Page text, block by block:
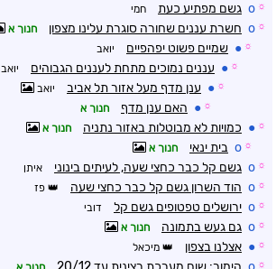
☼
o גשם מפתיע כעת חמי
☼
o חשרת עננים שחורה סוגרת עלינו מצפון חנוך א
☼
● שמיים פשוט יפהפיים יואב
☼
● עננים נמוכים מתחת לעננים הגבוהים יואב
☼
● ענן מדף מעל אזור תל אביב יואב
☼
● האם ענן מדף חנוך א
☼
● כמויות לא מבוטלות באזור נתניה חנוך א
☼
o בית ינאי חנוך א
☼
o גשם קל כבר כחצי שעה, לעיתים בינוני איתן
☼
o הוד השרון גשם קל כבר כחצי שעה פז
☼
o ירושלים טפטופים גשם קל דובי
☼
o גם געש בתמונה חנוך א
☼
● אצלנו בצפון מיכאל
☼